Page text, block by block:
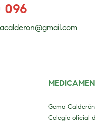
096
Gema Calderón
Colegio oficial